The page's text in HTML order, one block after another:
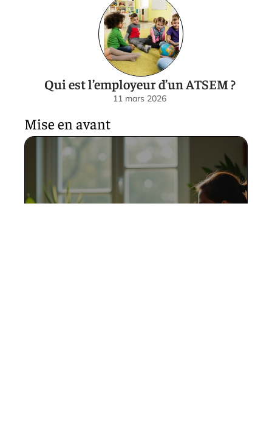
Qui est l’employeur d’un ATSEM ?
11 mars 2026
Mise en avant
Se former à la naturopathie